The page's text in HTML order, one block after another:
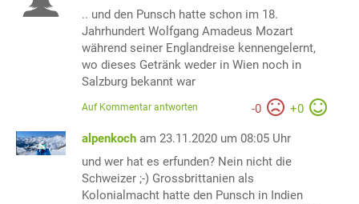
.. und den Punsch hatte schon im 18.
Jahrhundert Wolfgang Amadeus Mozart
während seiner Englandreise kennengelernt,
wo dieses Getränk weder in Wien noch in
Salzburg bekannt war
-0 +0
Auf Kommentar antworten
alpenkoch am 23.11.2020 um 08:05 Uhr
und wer hat es erfunden? Nein nicht die
Schweizer ;-) Grossbrittanien als
Kolonialmacht hatte den Punsch in Indien